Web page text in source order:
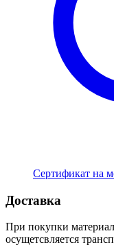
Сертификат на
Доставка
При покупки
осущетсвляется